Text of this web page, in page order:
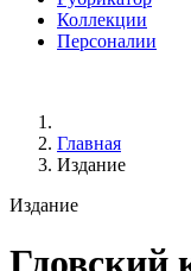
Коллекции
Персоналии
Главная
Издание
Издание